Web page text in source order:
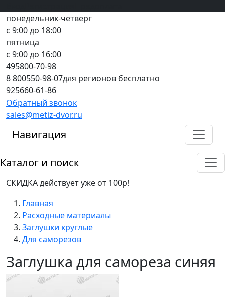
понедельник-четверг
с 9:00 до 18:00
пятница
с 9:00 до 16:00
495800-70-98
8 800550-98-07для регионов бесплатно
925660-61-86
Обратный звонок
sales@metiz-dvor.ru
Навигация
Каталог и поиск
СКИДКА действует уже от 100р!
Главная
Расходные материалы
Заглушки круглые
Для саморезов
Заглушка для самореза синяя